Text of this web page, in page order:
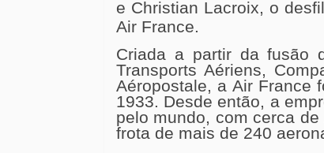
e Christian Lacroix, o
Air France.
Criada a partir da fusão
Transports Aériens,
Aéropostale, a Air France
1933. Desde então, a
pelo mundo, com cerca
frota de mais de 240